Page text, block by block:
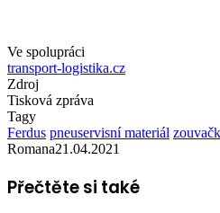
Ve spolupráci
transport-logistika.cz
Zdroj
Tisková zpráva
Tagy
Ferdus pneuservisní materiál
Romana21.04.2021
Přečtěte si také